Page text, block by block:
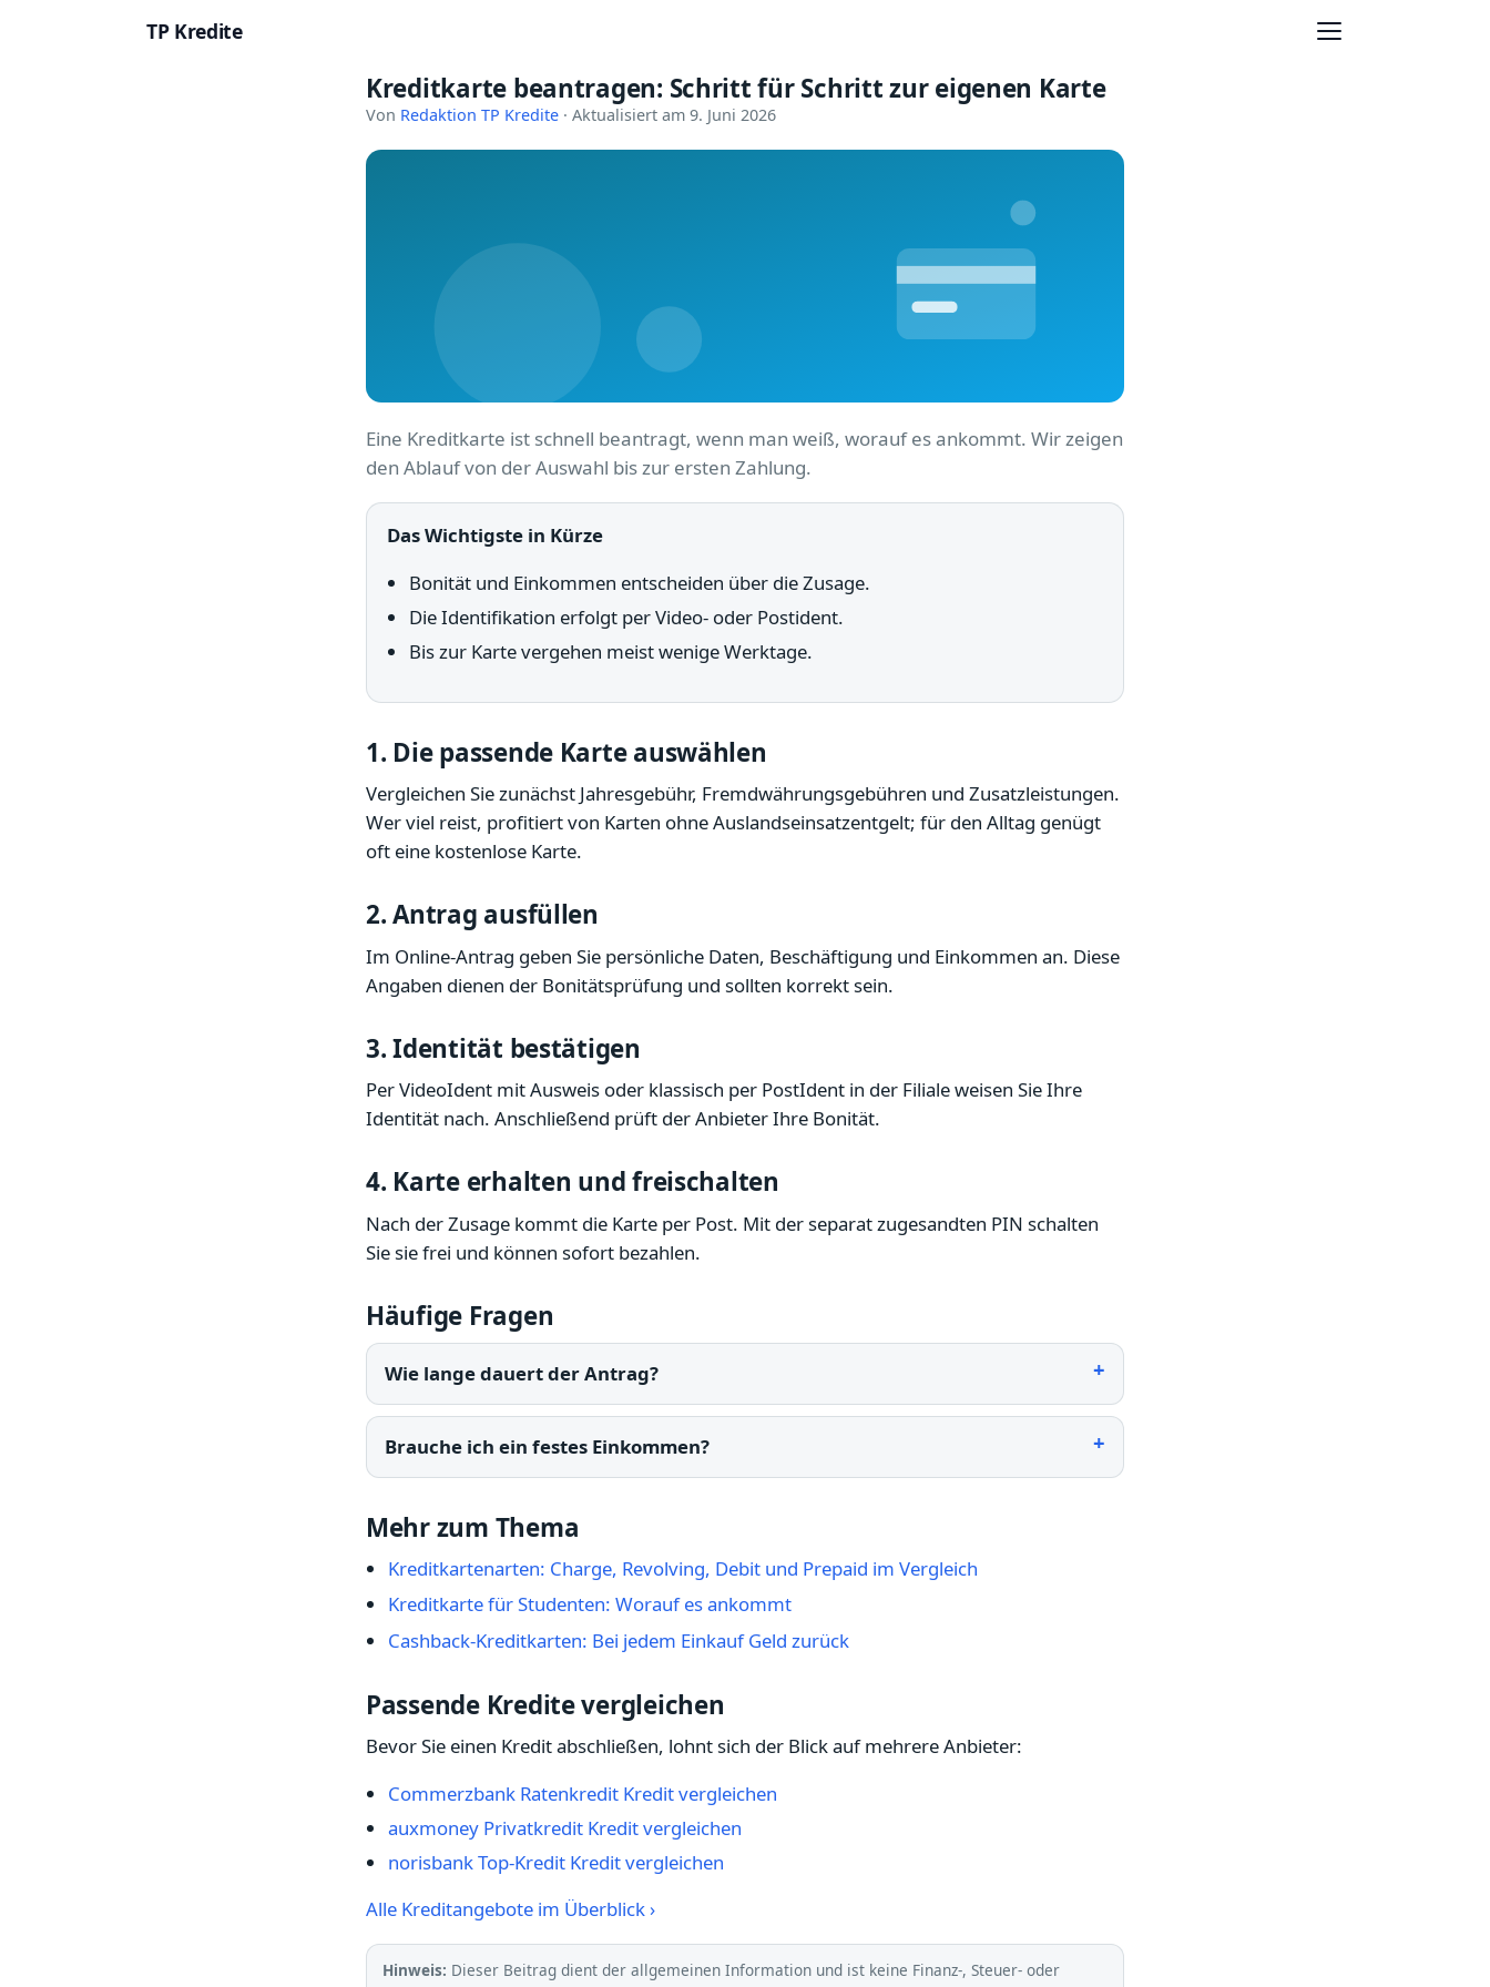
TP Kredite
Kreditkarte beantragen: Schritt für Schritt zur eigenen Karte
Von Redaktion TP Kredite · Aktualisiert am 9. Juni 2026
Eine Kreditkarte ist schnell beantragt, wenn man weiß, worauf es ankommt. Wir zeigen
den Ablauf von der Auswahl bis zur ersten Zahlung.
Das Wichtigste in Kürze
Bonität und Einkommen entscheiden über die Zusage.
Die Identifikation erfolgt per Video- oder Postident.
Bis zur Karte vergehen meist wenige Werktage.
1. Die passende Karte auswählen
Vergleichen Sie zunächst Jahresgebühr, Fremdwährungsgebühren und Zusatzleistungen.
Wer viel reist, profitiert von Karten ohne Auslandseinsatzentgelt; für den Alltag genügt
oft eine kostenlose Karte.
2. Antrag ausfüllen
Im Online-Antrag geben Sie persönliche Daten, Beschäftigung und Einkommen an. Diese
Angaben dienen der Bonitätsprüfung und sollten korrekt sein.
3. Identität bestätigen
Per VideoIdent mit Ausweis oder klassisch per PostIdent in der Filiale weisen Sie Ihre
Identität nach. Anschließend prüft der Anbieter Ihre Bonität.
4. Karte erhalten und freischalten
Nach der Zusage kommt die Karte per Post. Mit der separat zugesandten PIN schalten
Sie sie frei und können sofort bezahlen.
Häufige Fragen
Wie lange dauert der Antrag?
Brauche ich ein festes Einkommen?
Mehr zum Thema
Kreditkartenarten: Charge, Revolving, Debit und Prepaid im Vergleich
Kreditkarte für Studenten: Worauf es ankommt
Cashback-Kreditkarten: Bei jedem Einkauf Geld zurück
Passende Kredite vergleichen
Bevor Sie einen Kredit abschließen, lohnt sich der Blick auf mehrere Anbieter:
Commerzbank Ratenkredit Kredit vergleichen
auxmoney Privatkredit Kredit vergleichen
norisbank Top-Kredit Kredit vergleichen
Alle Kreditangebote im Überblick ›
Hinweis: Dieser Beitrag dient der allgemeinen Information und ist keine Finanz-, Steuer- oder